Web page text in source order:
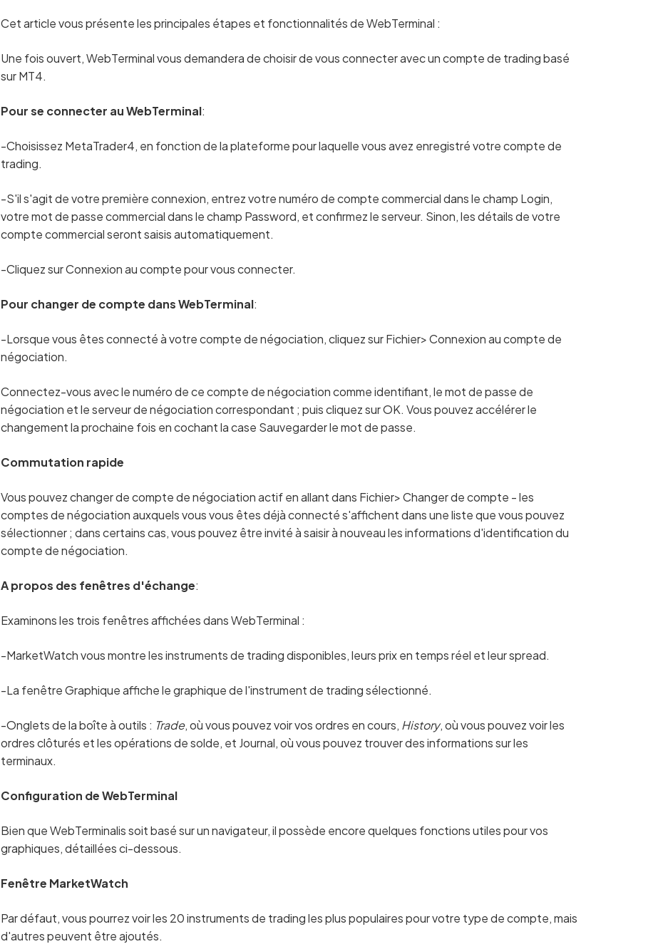
Cet article vous présente les principales étapes et fonctionnalités de WebTerminal :
Une fois ouvert, WebTerminal vous demandera de choisir de vous connecter avec un compte de trading basé
sur MT4.
Pour se connecter au WebTerminal:
-Choisissez MetaTrader4, en fonction de la plateforme pour laquelle vous avez enregistré votre compte de
trading.
-S'il s'agit de votre première connexion, entrez votre numéro de compte commercial dans le champ Login,
votre mot de passe commercial dans le champ Password, et confirmez le serveur. Sinon, les détails de votre
compte commercial seront saisis automatiquement.
-Cliquez sur Connexion au compte pour vous connecter.
Pour changer de compte dans WebTerminal:
-Lorsque vous êtes connecté à votre compte de négociation, cliquez sur Fichier> Connexion au compte de
négociation.
Connectez-vous avec le numéro de ce compte de négociation comme identifiant, le mot de passe de
négociation et le serveur de négociation correspondant ; puis cliquez sur OK. Vous pouvez accélérer le
changement la prochaine fois en cochant la case Sauvegarder le mot de passe.
Commutation rapide
Vous pouvez changer de compte de négociation actif en allant dans Fichier> Changer de compte - les
comptes de négociation auxquels vous vous êtes déjà connecté s'affichent dans une liste que vous pouvez
sélectionner ; dans certains cas, vous pouvez être invité à saisir à nouveau les informations d'identification du
compte de négociation.
A propos des fenêtres d'échange:
Examinons les trois fenêtres affichées dans WebTerminal :
-MarketWatch vous montre les instruments de trading disponibles, leurs prix en temps réel et leur spread.
-La fenêtre Graphique affiche le graphique de l'instrument de trading sélectionné.
-Onglets de la boîte à outils : Trade, où vous pouvez voir vos ordres en cours, History, où vous pouvez voir les
ordres clôturés et les opérations de solde, et Journal, où vous pouvez trouver des informations sur les
terminaux.
Configuration de WebTerminal
Bien que WebTerminalis soit basé sur un navigateur, il possède encore quelques fonctions utiles pour vos
graphiques, détaillées ci-dessous.
Fenêtre MarketWatch
Par défaut, vous pourrez voir les 20 instruments de trading les plus populaires pour votre type de compte, mais
d'autres peuvent être ajoutés.